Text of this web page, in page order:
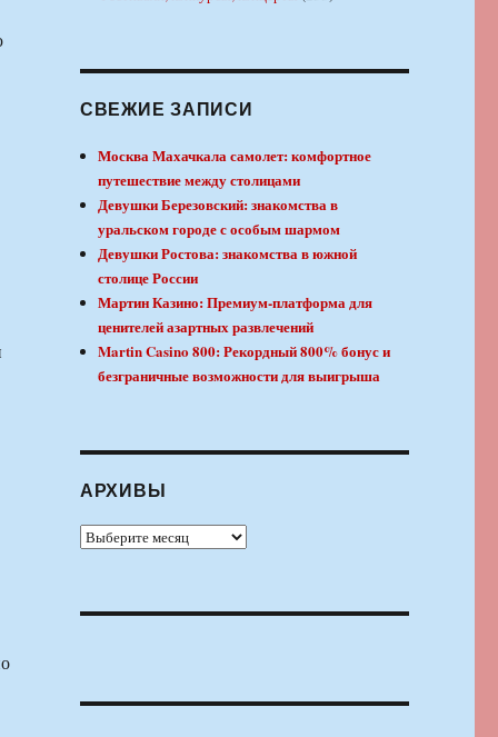
СВЕЖИЕ ЗАПИСИ
Москва Махачкала самолет: комфортное
путешествие между столицами
Девушки Березовский: знакомства в
уральском городе с особым шармом
Девушки Ростова: знакомства в южной
столице России
Мартин Казино: Премиум-платформа для
ценителей азартных развлечений
Martin Casino 800: Рекордный 800% бонус и
безграничные возможности для выигрыша
АРХИВЫ
Архивы